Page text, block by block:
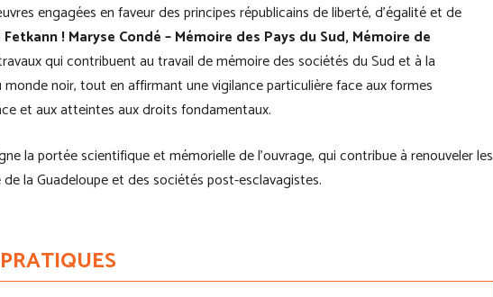
engagées en faveur des principes républicains de liberté, d’égalité et de
! Maryse Condé – Mémoire des Pays du Sud, Mémoire de
qui contribuent au travail de mémoire des sociétés du Sud et à la
noir, tout en affirmant une vigilance particulière face aux formes
et aux atteintes aux droits fondamentaux.
la portée scientifique et mémorielle de l’ouvrage, qui contribue à renouveler les
la Guadeloupe et des sociétés post-esclavagistes.